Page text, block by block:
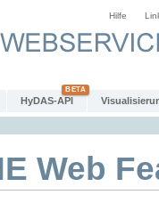
Hilfe
HyDAS-API
Web